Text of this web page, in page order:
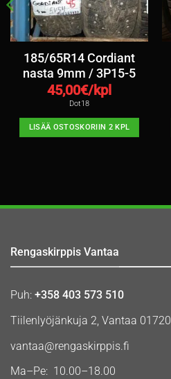
185/65R14 Cordiant
nasta 9mm / 3P15-5
45,00€/kpl
Dot18
LISÄÄ OSTOSKORIIN 2 KPL
Rengaskirppis Vantaa
Puh: +358 403 573 510
Tiilenlyöjänkuja 2, Vantaa 01720
vantaa@rengaskirppis.fi
Ma–Pe: 10.00–18.00